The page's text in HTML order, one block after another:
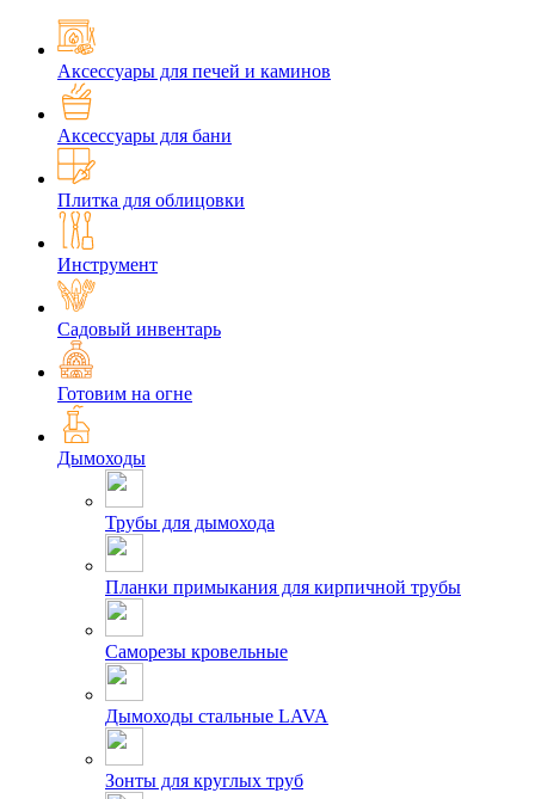
Аксессуары для печей и каминов
Аксессуары для бани
Плитка для облицовки
Инструмент
Садовый инвентарь
Готовим на огне
Дымоходы
Трубы для дымохода
Планки примыкания для кирпичной трубы
Саморезы кровельные
Дымоходы стальные LAVA
Зонты для круглых труб